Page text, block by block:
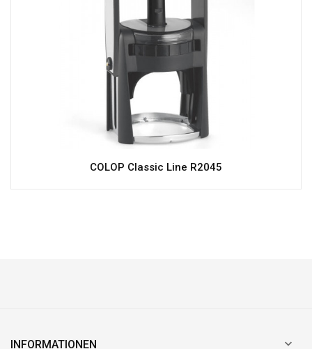
COLOP Classic Line R2045
INFORMATIONEN 